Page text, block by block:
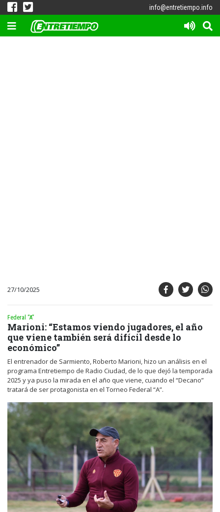
info@entretiempo.info
27/10/2025
Federal “A”
Marioni: “Estamos viendo jugadores, el año
que viene también será difícil desde lo
económico”
El entrenador de Sarmiento, Roberto Marioni, hizo un análisis en el
programa Entretiempo de Radio Ciudad, de lo que dejó la temporada
2025 y ya puso la mirada en el año que viene, cuando el “Decano”
tratará de ser protagonista en el Torneo Federal “A”.